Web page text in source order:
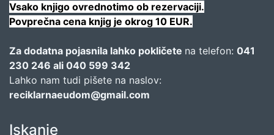
Vsako knjigo ovrednotimo ob rezervaciji.
Povprečna cena knjig je okrog 10 EUR.
Za dodatna pojasnila lahko pokličete na telefon: 041
230 246 ali 040 599 342
Lahko nam tudi pišete na naslov:
reciklarnaeudom@gmail.com
Iskanje